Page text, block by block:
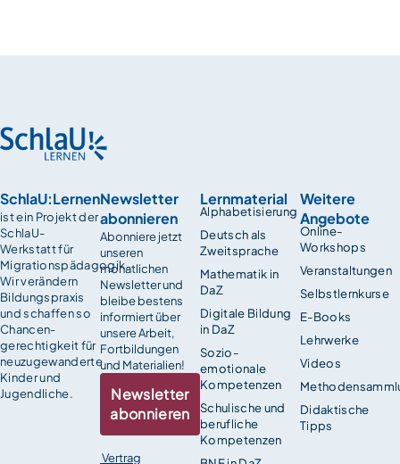
SchlaU:Lernen
ist ein Projekt der
SchlaU-
Werkstatt für
Migrationspädagogik.
Wir verändern
Bildungspraxis
und schaffen so
Chancen­
gerechtigkeit für
neuzugewanderte
Kinder und
Jugendliche.
Lernmaterial
Alphabetisierung
Deutsch als
Zweitsprache
Mathematik in
DaZ
Digitale Bildung
in DaZ
Sozio-
emotionale
Kompetenzen
Schulische und
berufliche
Kompetenzen
Weitere
Angebote
Online-
Workshops
Veranstaltungen
Selbstlernkurse
E-Books
Lehrwerke
Videos
Didaktische
Tipps
Newsletter
abonnieren
Abonniere jetzt
unseren
monatlichen
Newsletter und
bleibe bestens
informiert über
unsere Arbeit,
Fortbildungen
und Materialien!
Newsletter
abonnieren
Vertrag